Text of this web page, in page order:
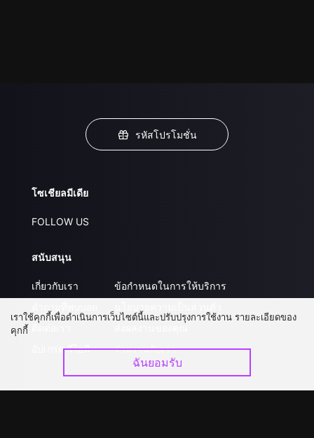
รหัสโปรโมชั่น
โซเชียลมีเดีย
FOLLOW US
สนับสนุน
เกี่ยวกับเรา
อัปเกรด วีไอพี
ข้อกำหนดในการให้บริการ
ร่วมงานกับเรา
เราใช้คุกกี้เพื่อดำเนินการเว็บไซต์นี้และปรับปรุงการใช้งาน รายละเอียดของ
คุกกี้
ฉันยอมรับ